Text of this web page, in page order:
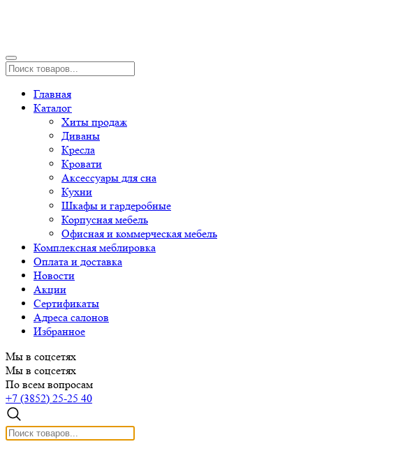
Главная
Каталог
Хиты продаж
Диваны
Кресла
Кровати
Аксессуары для сна
Кухни
Шкафы и гардеробные
Корпусная мебель
Офисная и коммерческая мебель
Комплексная меблировка
Оплата и доставка
Новости
Акции
Сертификаты
Адреса салонов
Избранное
Мы в соцсетях
Мы в соцсетях
По всем вопросам
+7 (3852) 25-25 40